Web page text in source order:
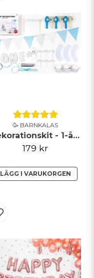
🥳 BARNKALAS
Dekorationskit - 1-årsdag ljusblått & silver
179 kr
LÄGG I VARUKORGEN